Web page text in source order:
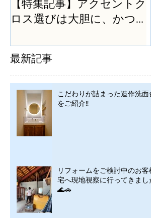
【特集記事】アクセントク
ロス選びは大胆に、かつ
最新記事
こだわりが詰まった造作洗面台
をご紹介!!
リフォームをご検討中のお客様
宅へ現地視察に行ってきました
🌊🚗